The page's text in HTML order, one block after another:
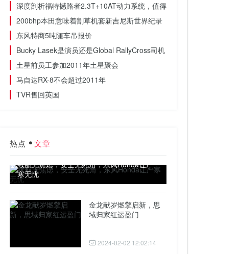
深度剖析福特撼路者2.3T+10AT动力系统，值得买吗？
200bhp本田意味着割草机套新吉尼斯世界纪录
东风特商5吨随车吊报价
Bucky Lasek是演员还是Global RallyCross司机？[视频]
土星前员工参加2011年土星聚会
马自达RX-8不会超过2011年
TVR售回英国
热点 文章
续航无焦虑，安全无死角，东风Honda让严
寒无忧
金龙献岁燃擎启新，思
域归家红运盈门
2024-02-02 12:02:14